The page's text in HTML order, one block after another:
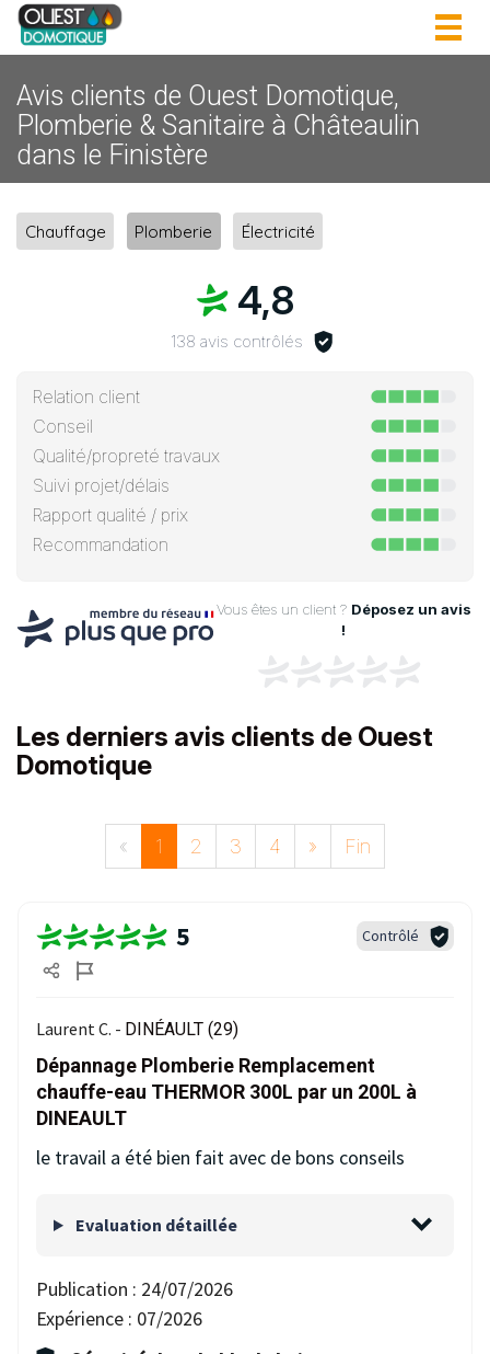
Avis clients de Ouest Domotique,
Plomberie & Sanitaire à Châteaulin
dans le Finistère
Chauffage Plomberie Électricité
4,8
138 avis contrôlés
Relation client
Conseil
Qualité/propreté travaux
Suivi projet/délais
Rapport qualité / prix
Recommandation
Vous êtes un client ? Déposez un avis
!
Les derniers avis clients de Ouest
Domotique
« 1 2 3 4 » Fin
5 Contrôlé
Laurent C. - DINÉAULT (29)
Dépannage Plomberie Remplacement
chauffe-eau THERMOR 300L par un 200L à
DINEAULT
le travail a été bien fait avec de bons conseils
Evaluation détaillée
Publication : 24/07/2026
Expérience : 07/2026